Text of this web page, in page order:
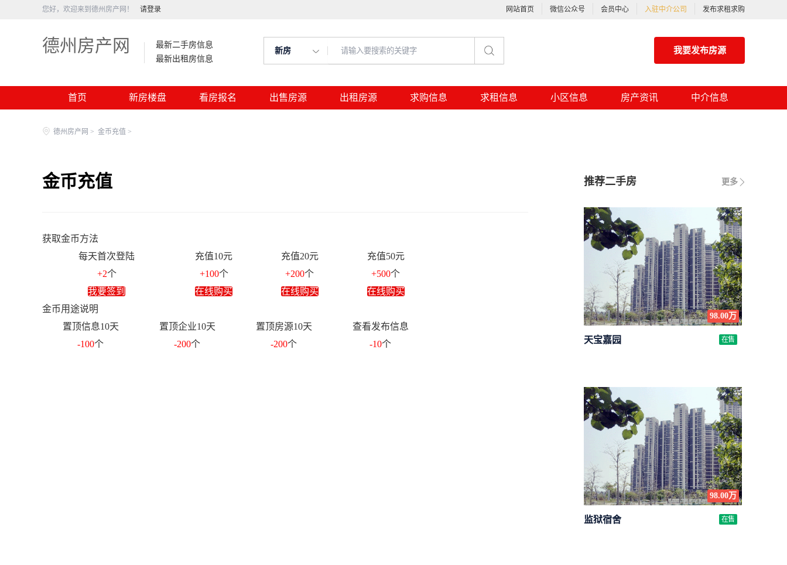
您好，欢迎来到德州房产网！ 请登录 网站首页 微信公众号 会员中心 入驻中介公司 发布求租求购
德州房产网
最新二手房信息
最新出租房信息
新房 我要发布房源
首页 新房楼盘 看房报名 出售房源 出租房源 求购信息 求租信息 小区信息 房产资讯 中介信息
德州房产网 > 金币充值 >
金币充值
获取金币方法
每天首次登陆
+2个
我要签到
充值10元
+100个
在线购买
充值20元
+200个
在线购买
充值50元
+500个
在线购买
金币用途说明
置顶信息10天
置顶企业10天 置顶房源10天
查看发布信息
-100个 -200个 -200个 -10个
更多
推荐二手房
98.00万
天宝嘉园 在售
98.00万
监狱宿舍 在售